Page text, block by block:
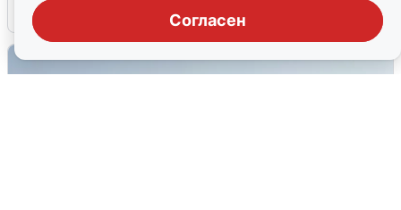
Согласен
6 августа